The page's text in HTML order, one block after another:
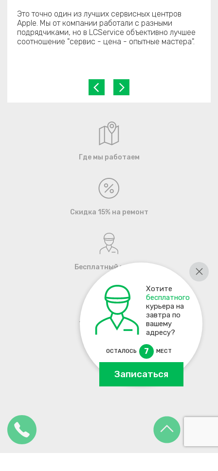
Хотите
бесплатного
курьера на
завтра по
вашему
адресу?
ОСТАЛОСЬ 7 МЕСТ
Записаться
Это точно один из лучших сервисных центров
Apple. Мы от компании работали с разными
подрядчиками, но в LCService объективно лучшее
соотношение "сервис - цена - опытные мастера".
Где мы работаем
Скидка 15% на ремонт
Бесплатный курьер
+7 495 137-93-17